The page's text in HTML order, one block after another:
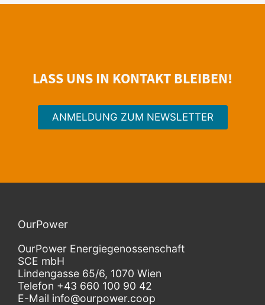
LASS UNS IN KONTAKT BLEIBEN!
ANMELDUNG ZUM NEWSLETTER
OurPower
OurPower Energie­genossenschaft
SCE mbH
Lindengasse 65/6, 1070 Wien
Telefon +43 660 100 90 42
E-Mail info@ourpower.coop